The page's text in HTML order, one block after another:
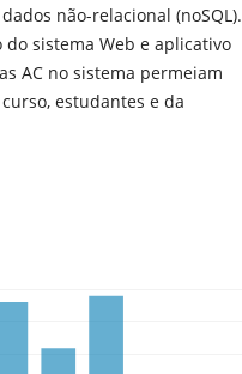
não-relacional (noSQL).
sistema Web e aplicativo
AC no sistema permeiam
estudantes e da